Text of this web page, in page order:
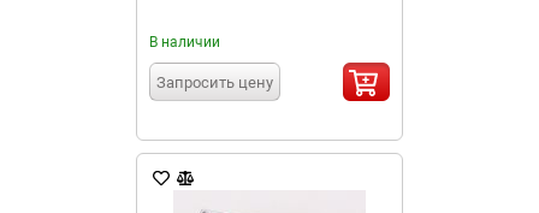
В наличии
Запросить цену